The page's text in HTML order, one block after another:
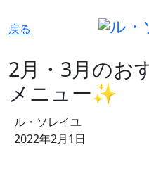
戻る
2月・3月のお
メニュー✨
ル・ソレイユ
2022年2月1日